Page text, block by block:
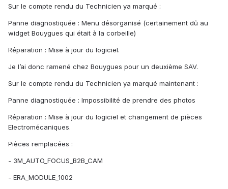
Sur le compte rendu du Technicien ya marqué :
Panne diagnostiquée : Menu désorganisé (certainement dû au
widget Bouygues qui était à la corbeille)
Réparation : Mise à jour du logiciel.
Je l’ai donc ramené chez Bouygues pour un deuxième SAV.
Sur le compte rendu du Technicien ya marqué maintenant :
Panne diagnostiquée : Impossibilité de prendre des photos
Réparation : Mise à jour du logiciel et changement de pièces
Electromécaniques.
Pièces remplacées :
- 3M_AUTO_FOCUS_B2B_CAM
- ERA_MODULE_1002